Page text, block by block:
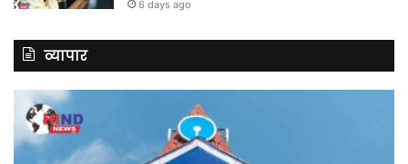
6 days ago
व्यापार